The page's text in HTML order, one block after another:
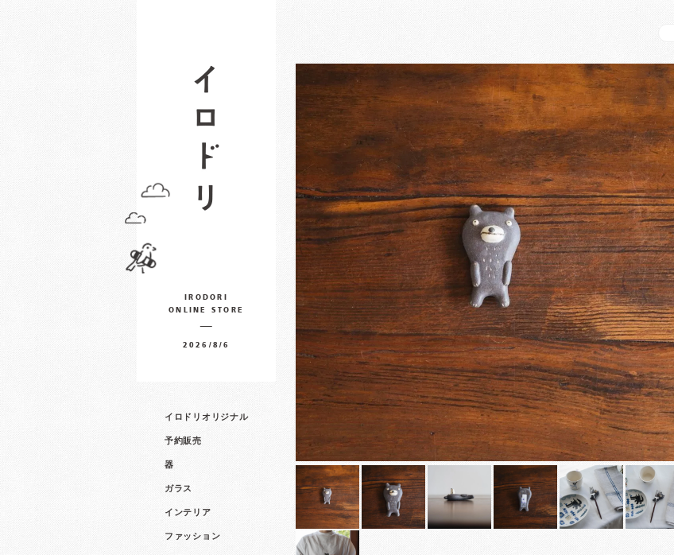
IRODORI
ONLINE STORE
2026/8/6
イロドリオリジナル
予約販売
器
ガラス
インテリア
ファッション